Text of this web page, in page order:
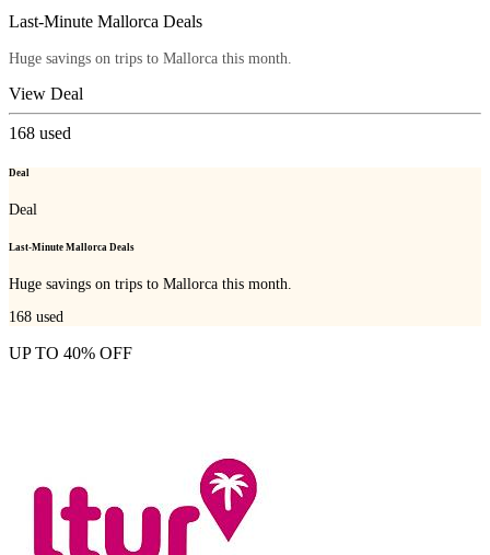
Last-Minute Mallorca Deals
Huge savings on trips to Mallorca this month.
View Deal
168 used
Deal
Deal
Last-Minute Mallorca Deals
Huge savings on trips to Mallorca this month.
168 used
UP TO 40% OFF